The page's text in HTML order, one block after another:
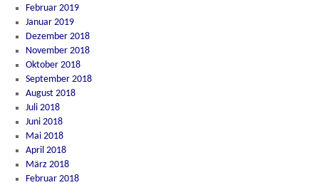
Februar 2019
Januar 2019
Dezember 2018
November 2018
Oktober 2018
September 2018
August 2018
Juli 2018
Juni 2018
Mai 2018
April 2018
März 2018
Februar 2018